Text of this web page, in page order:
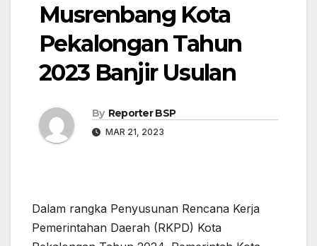
Musrenbang Kota
Pekalongan Tahun
2023 Banjir Usulan
By Reporter BSP
MAR 21, 2023
Dalam rangka Penyusunan Rencana Kerja
Pemerintahan Daerah (RKPD) Kota